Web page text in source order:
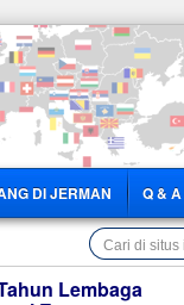
DI JERMAN Q & A
Lembaga